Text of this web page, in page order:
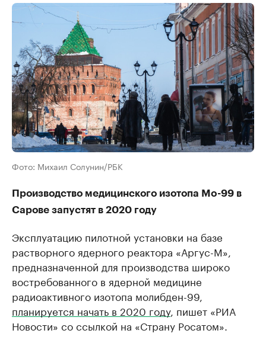
Фото: Михаил Солунин/РБК
Производство медицинского изотопа Mo-99 в
Сарове запустят в 2020 году
Эксплуатацию пилотной установки на базе
растворного ядерного реактора «Аргус-М»,
предназначенной для производства широко
востребованного в ядерной медицине
радиоактивного изотопа молибден-99,
планируется начать в 2020 году, пишет «РИА
Новости» со ссылкой на ​«Страну Росатом».